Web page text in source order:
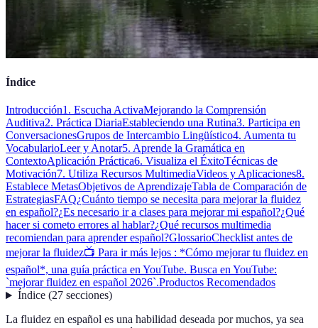
Índice
Introducción1. Escucha ActivaMejorando la Comprensión
Auditiva2. Práctica DiariaEstableciendo una Rutina3. Participa en
ConversacionesGrupos de Intercambio Lingüístico4. Aumenta tu
VocabularioLeer y Anotar5. Aprende la Gramática en
ContextoAplicación Práctica6. Visualiza el ÉxitoTécnicas de
Motivación7. Utiliza Recursos MultimediaVideos y Aplicaciones8.
Establece MetasObjetivos de AprendizajeTabla de Comparación de
EstrategiasFAQ¿Cuánto tiempo se necesita para mejorar la fluidez
en español?¿Es necesario ir a clases para mejorar mi español?¿Qué
hacer si cometo errores al hablar?¿Qué recursos multimedia
recomiendan para aprender español?GlossarioChecklist antes de
mejorar la fluidez📺 Para ir más lejos : *Cómo mejorar tu fluidez en
español*, una guía práctica en YouTube. Busca en YouTube:
`mejorar fluidez en español 2026`.Productos Recomendados
Índice(27 secciones)
La fluidez en español es una habilidad deseada por muchos, ya sea